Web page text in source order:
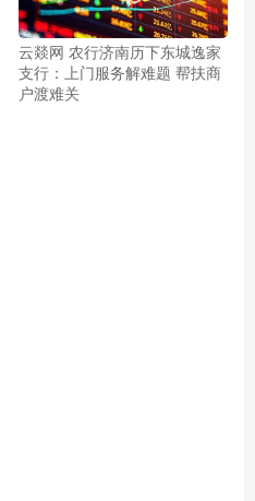
云燚网 农行济南历下东城逸家
支行：上门服务解难题 帮扶商
户渡难关